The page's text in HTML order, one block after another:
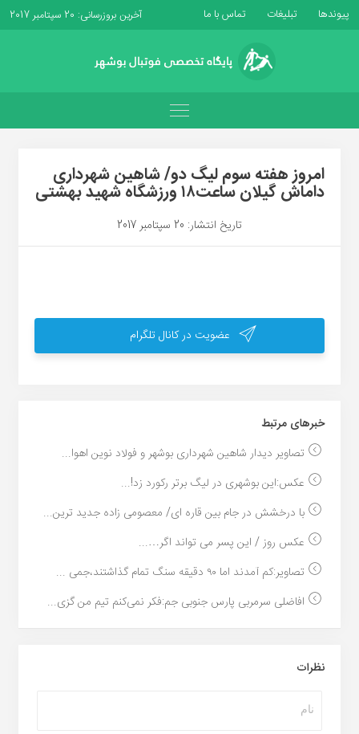
پیوندها تبلیغات تماس با ما آخرین بروزرسانی: 20 سپتامبر 2017
امروز هفته سوم لیگ دو/ شاهین شهرداری
داماش گیلان ساعت۱۸ ورزشگاه شهید بهشتی
تاریخ انتشار: 20 سپتامبر 2017
عضویت در کانال تلگرام
خبر‌های مرتبط
تصاویر دیدار شاهین شهرداری بوشهر و فولاد نوین اهوا...
عکس:این بوشهری در لیگ برتر رکورد زد!...
با درخشش در جام بین قاره ای/ معصومی زاده جدید ترین...
عکس روز / این پسر می تواند اگر…...
تصاویر:کم آمدند اما ۹۰ دقیقه سنگ تمام گذاشتند،جمی ...
افاضلی سرمربی پارس جنوبی جم:فکر نمی‌کنم تیم من گزی...
نظرات